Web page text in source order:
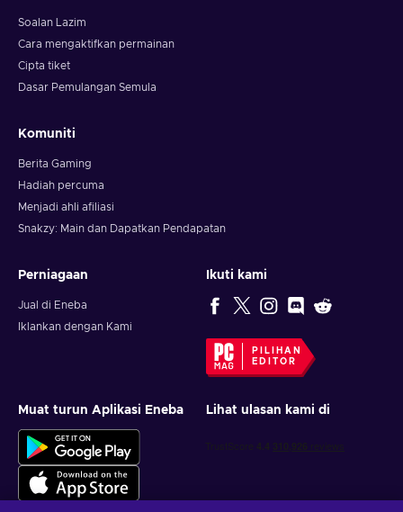
Soalan Lazim
Cara mengaktifkan permainan
Cipta tiket
Dasar Pemulangan Semula
Komuniti
Berita Gaming
Hadiah percuma
Menjadi ahli afiliasi
Snakzy: Main dan Dapatkan Pendapatan
Perniagaan
Jual di Eneba
Iklankan dengan Kami
Ikuti kami
PILIHAN
EDITOR
Muat turun Aplikasi Eneba Lihat ulasan kami di